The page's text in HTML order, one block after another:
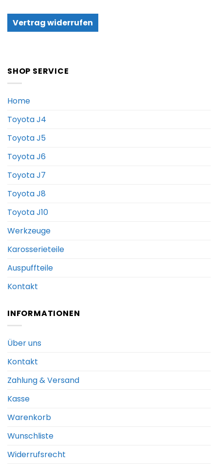
Vertrag widerrufen
SHOP SERVICE
Home
Toyota J4
Toyota J5
Toyota J6
Toyota J7
Toyota J8
Toyota J10
Werkzeuge
Karosserieteile
Auspuffteile
Kontakt
INFORMATIONEN
Über uns
Kontakt
Zahlung & Versand
Kasse
Warenkorb
Wunschliste
Widerrufsrecht